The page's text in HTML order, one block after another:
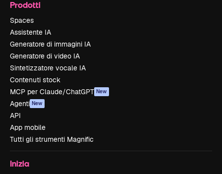
Prodotti
Spaces
Assistente IA
Generatore di immagini IA
Generatore di video IA
Sintetizzatore vocale IA
Contenuti stock
MCP per Claude/ChatGPT New
Agenti New
API
App mobile
Tutti gli strumenti Magnific
Inizia